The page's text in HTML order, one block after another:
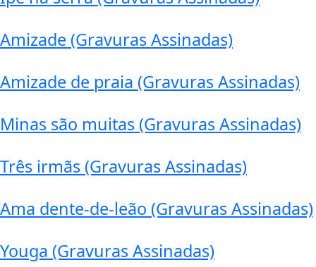
Amizade (Gravuras Assinadas)
Amizade de praia (Gravuras Assinadas)
Minas são muitas (Gravuras Assinadas)
Três irmãs (Gravuras Assinadas)
Ama dente-de-leão (Gravuras Assinadas)
Youga (Gravuras Assinadas)